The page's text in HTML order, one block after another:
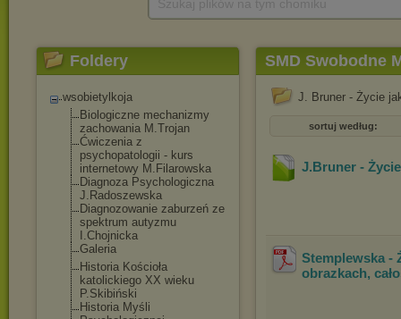
Foldery
wsobietylkoja
Biologiczne mechanizmy
zachowania M.Trojan
Ćwiczenia z
psychopatologii - kurs
internetowy M.Filarowska
Diagnoza Psychologiczna
J.Radoszewska
Diagnozowanie zaburzeń ze
spektrum autyzmu
I.Chojnicka
Galeria
Historia Kościoła
katolickiego XX wieku
P.Skibiński
Historia Myśli
SMD Swobodne
J. Bruner - Życie
sortuj według:
J.Bruner -
Stemplewska -
obrazkach,